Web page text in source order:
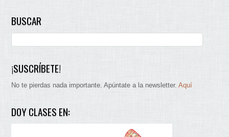
BUSCAR
¡SUSCRÍBETE!
No te pierdas nada importante. Apúntate a la newsletter.Aquí
DOY CLASES EN: